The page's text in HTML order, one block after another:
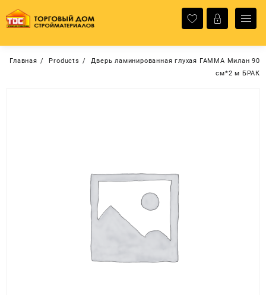
содержимому
Главная Products
Дверь ламинированная глухая ГАММА Милан 90
см*2 м БРАК